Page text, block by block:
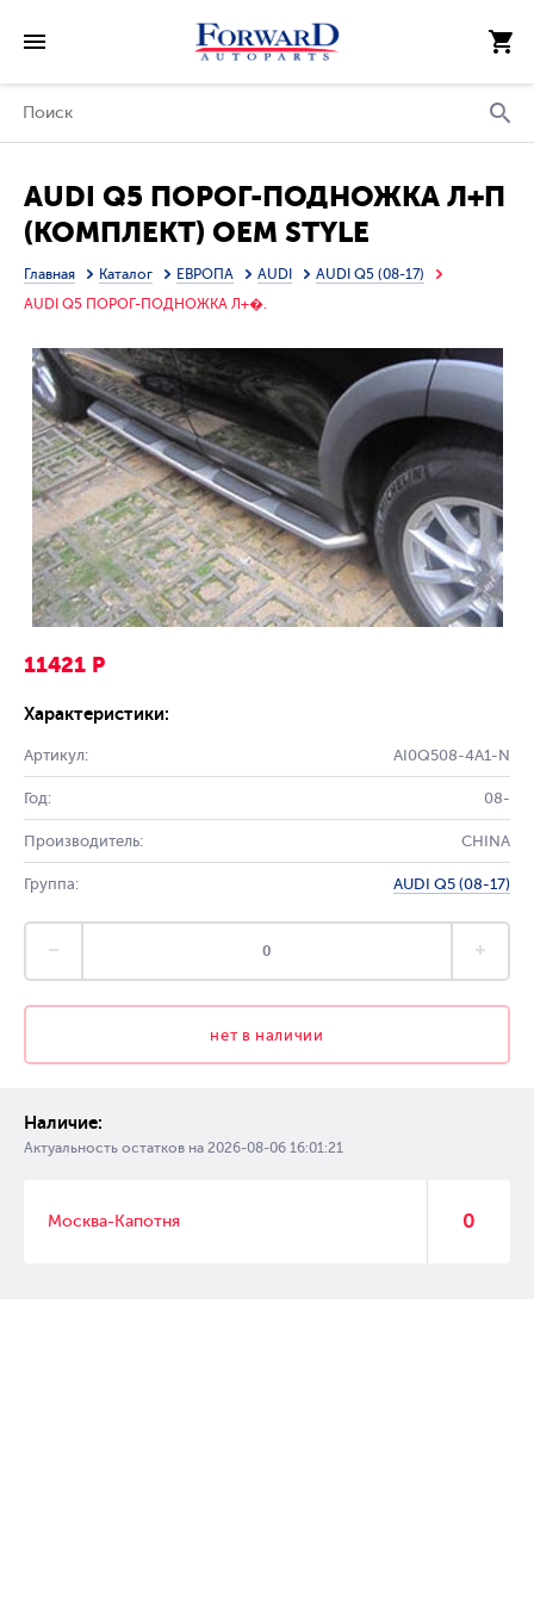
AUDI Q5 ПОРОГ-ПОДНОЖКА Л+П
(КОМПЛЕКТ) OEM STYLE
Главная Каталог ЕВРОПА AUDI
AUDI Q5 (08-17)
AUDI Q5 ПОРОГ-ПОДНОЖКА Л+�.
11421 Р
Характеристики:
Артикул: AI0Q508-4A1-N
Год: 08-
Производитель: CHINA
Группа: AUDI Q5 (08-17)
нет в наличии
Наличие:
Актуальность остатков на 2026-08-06 16:01:21
Москва-Капотня 0